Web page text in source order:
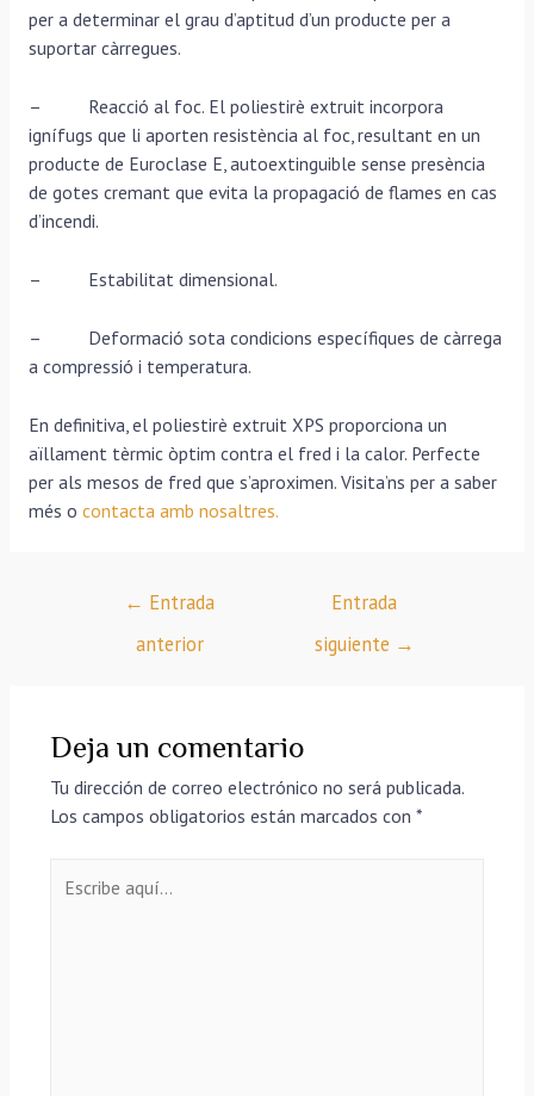
per a determinar el grau d’aptitud d’un producte per a
suportar càrregues.
– Reacció al foc. El poliestirè extruit incorpora
ignífugs que li aporten resistència al foc, resultant en un
producte de Euroclase E, autoextinguible sense presència
de gotes cremant que evita la propagació de flames en cas
d’incendi.
– Estabilitat dimensional.
– Deformació sota condicions específiques de càrrega
a compressió i temperatura.
En definitiva, el poliestirè extruit XPS proporciona un
aïllament tèrmic òptim contra el fred i la calor. Perfecte
per als mesos de fred que s’aproximen. Visita’ns per a saber
més o contacta amb nosaltres.
← Entrada
anterior
Entrada
siguiente →
Deja un comentario
Tu dirección de correo electrónico no será publicada.
Los campos obligatorios están marcados con *